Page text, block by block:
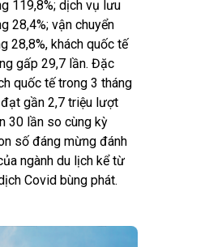
119,8%; dịch vụ lưu
28,4%; vận chuyển
28,8%, khách quốc tế
gấp 29,7 lần. Đặc
quốc tế trong 3 tháng
gần 2,7 triệu lượt
30 lần so cùng kỳ
số đáng mừng đánh
ngành du lịch kể từ
Covid bùng phát.